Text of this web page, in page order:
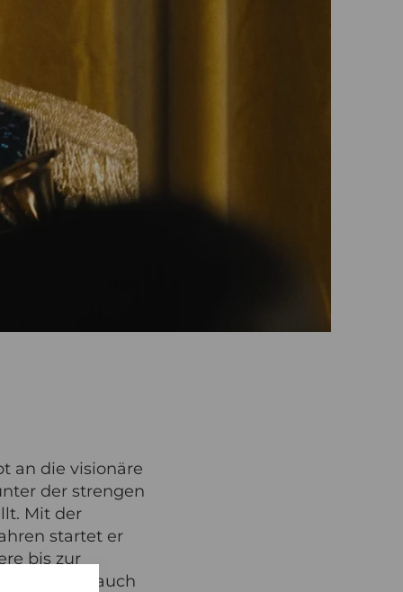
an die visionäre
der strengen
Mit der
startet er
bis zur
geht auch